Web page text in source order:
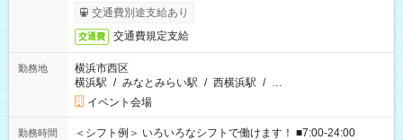
交通費別途支給あり
交通費 交通費規定支給
勤務地
横浜市西区
横浜駅 / みなとみらい駅 / 西横浜駅 / …
イベント会場
勤務時間
＜シフト例＞ いろいろなシフトで働けます！ ■7:00-24:00